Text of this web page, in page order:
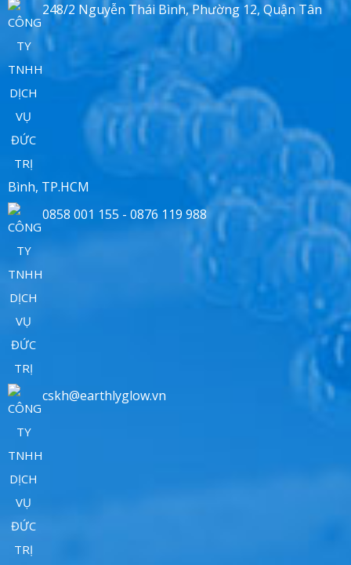
248/2 Nguyễn Thái Bình, Phường 12, Quận Tân
Bình, TP.HCM
0858 001 155 - 0876 119 988
cskh@earthlyglow.vn